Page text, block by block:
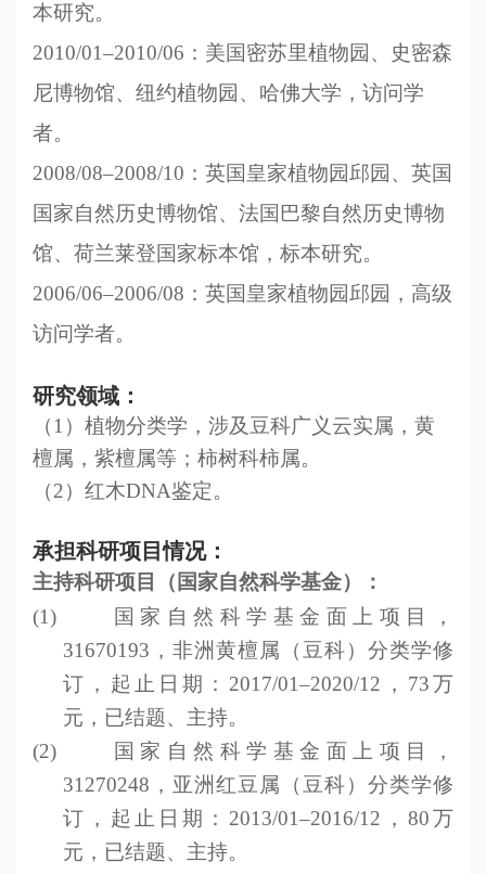
本研究。
2010/01–2010/06 ：美国密苏里植物园、史密森
尼博物馆、纽约植物园、哈佛大学，访问学
者。
2008/08–2008/10 ：英国皇家植物园邱园、英国
国家自然历史博物馆、法国巴黎自然历史博物
馆、荷兰莱登国家标本馆，标本研究。
2006/06–2006/08 ：英国皇家植物园邱园，高级
访问学者。
研究领域：
（1 ）植物分类学，涉及豆科广义云实属，黄
檀属，紫檀属等；柿树科柿属。
（2）红木DNA鉴定。
承担科研项目情况：
主持科研项目（国家自然科学基金）：
(1)
国家自然科学基金面上项目，
31670193 ，非洲黄檀属（豆科）分类学修
订，起止日期： 2017/01–2020/12 ， 73万
元， 已结题、主持。
(2)
国家自然科学基金面上项目，
31270248 ，亚洲红豆属（豆科）分类学修
订，起止日期： 2013/01–2016/12 ，80万
元，已结题、主持。